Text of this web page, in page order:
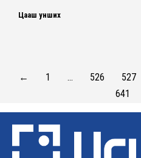
Цааш унших
← 1 … 526 527
641